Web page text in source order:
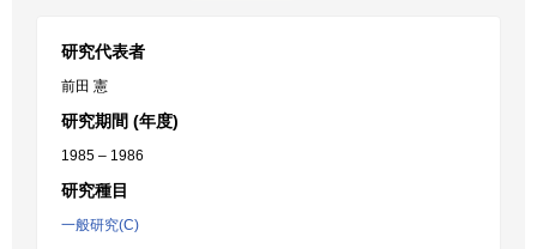
研究代表者
前田 憲
研究期間 (年度)
1985 – 1986
研究種目
一般研究(C)